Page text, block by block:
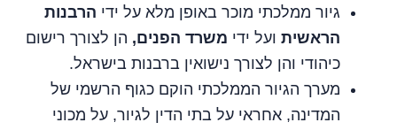
גיור ממלכתי מוכר באופן מלא על ידי הרבנות
הראשית ועל ידי משרד הפנים, הן לצורך רישום
כיהודי והן לצורך נישואין ברבנות בישראל.
מערך הגיור הממלכתי הוקם כגוף הרשמי של
המדינה, אחראי על בתי הדין לגיור, על מכוני